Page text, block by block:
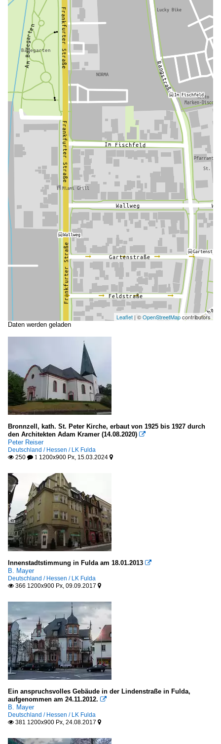
Leaflet | ©OpenStreetMapcontributors
Daten werden geladen
Bronnzell, kath. St. Peter Kirche, erbaut von 1925 bis 1927 durch
den Architekten Adam Kramer (14.08.2020) 
Peter Reiser
Deutschland / Hessen / LK Fulda
 250  1 1200x900 Px, 15.03.2024 
Innenstadtstimmung in Fulda am 18.01.2013 
B. Mayer
Deutschland / Hessen / LK Fulda
 366 1200x900 Px, 09.09.2017 
Ein anspruchsvolles Gebäude in der Lindenstraße in Fulda,
aufgenommen am 24.11.2012. 
B. Mayer
Deutschland / Hessen / LK Fulda
 381 1200x900 Px, 24.08.2017 